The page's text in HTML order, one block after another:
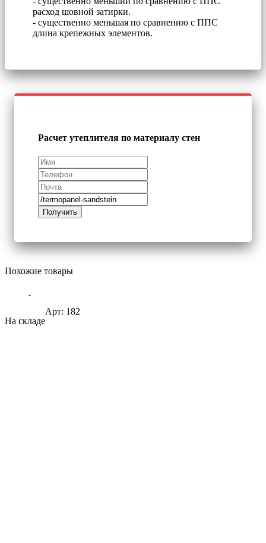
расход шовной затирки.
- существенно меньшая по сравнению с ППС
длина крепежных элементов.
Расчет утеплителя по материалу стен
Похожие товары
На складе
Арт: 182